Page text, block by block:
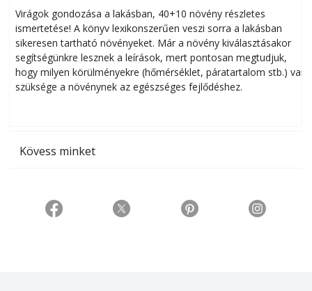
Virágok gondozása a lakásban, 40+10 növény részletes
ismertetése! A könyv lexikonszerűen veszi sorra a lakásban
sikeresen tart­ha­tó növényeket. Már a növény kiválasztásakor
segítségünkre lesznek a leírások, mert pontosan megtudjuk,
hogy milyen körülményekre (hőmérséklet, páratartalom stb.) van
szüksége a növénynek az egészséges fejlődéshez.
Kövess minket